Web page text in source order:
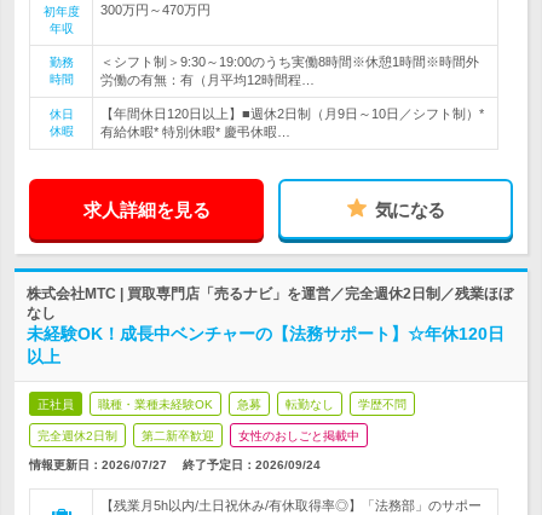
初年度
年収
300万円～470万円
勤務
時間
＜シフト制＞9:30～19:00のうち実働8時間※休憩1時間※時間外
労働の有無：有（月平均12時間程…
休日
休暇
【年間休日120日以上】■週休2日制（月9日～10日／シフト制）*
有給休暇* 特別休暇* 慶弔休暇…
求人詳細を見る 気になる
株式会社MTC | 買取専門店「売るナビ」を運営／完全週休2日制／残業ほぼ
なし
未経験OK！成長中ベンチャーの【法務サポート】☆年休120日
以上
正社員 職種・業種未経験OK 急募 転勤なし 学歴不問
完全週休2日制 第二新卒歓迎 女性のおしごと掲載中
情報更新日：2026/07/27 終了予定日： 2026/09/24
【残業月5h以内/土日祝休み/有休取得率◎】「法務部」のサポー